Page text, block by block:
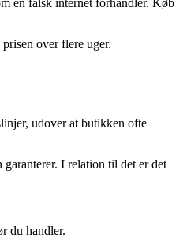
over flere uger.
udover at butikken ofte
I relation til det er det
du handler.